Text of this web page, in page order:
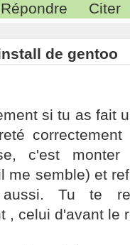
Répondre Citer
de gentoo
si tu as fait
c'est monter
me semble) et
aussi. Tu te
, celui d'avant le